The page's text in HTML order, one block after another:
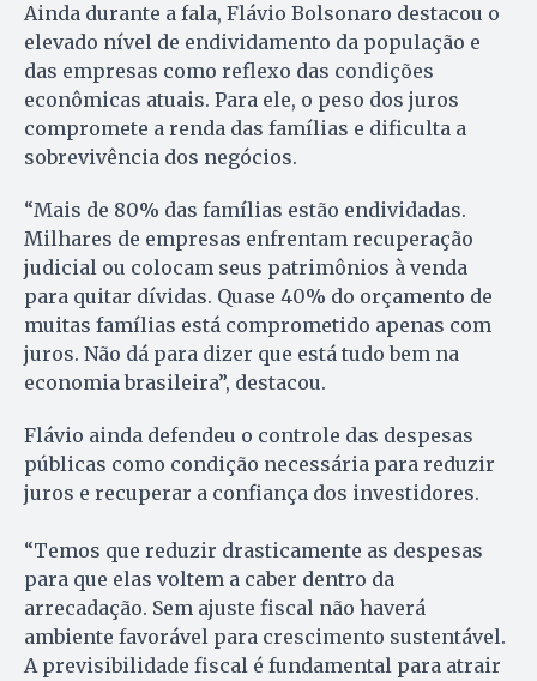
Ainda durante a fala, Flávio Bolsonaro destacou o
elevado nível de endividamento da população e
das empresas como reflexo das condições
econômicas atuais. Para ele, o peso dos juros
compromete a renda das famílias e dificulta a
sobrevivência dos negócios.
“Mais de 80% das famílias estão endividadas.
Milhares de empresas enfrentam recuperação
judicial ou colocam seus patrimônios à venda
para quitar dívidas. Quase 40% do orçamento de
muitas famílias está comprometido apenas com
juros. Não dá para dizer que está tudo bem na
economia brasileira”, destacou.
Flávio ainda defendeu o controle das despesas
públicas como condição necessária para reduzir
juros e recuperar a confiança dos investidores.
“Temos que reduzir drasticamente as despesas
para que elas voltem a caber dentro da
arrecadação. Sem ajuste fiscal não haverá
ambiente favorável para crescimento sustentável.
A previsibilidade fiscal é fundamental para atrair